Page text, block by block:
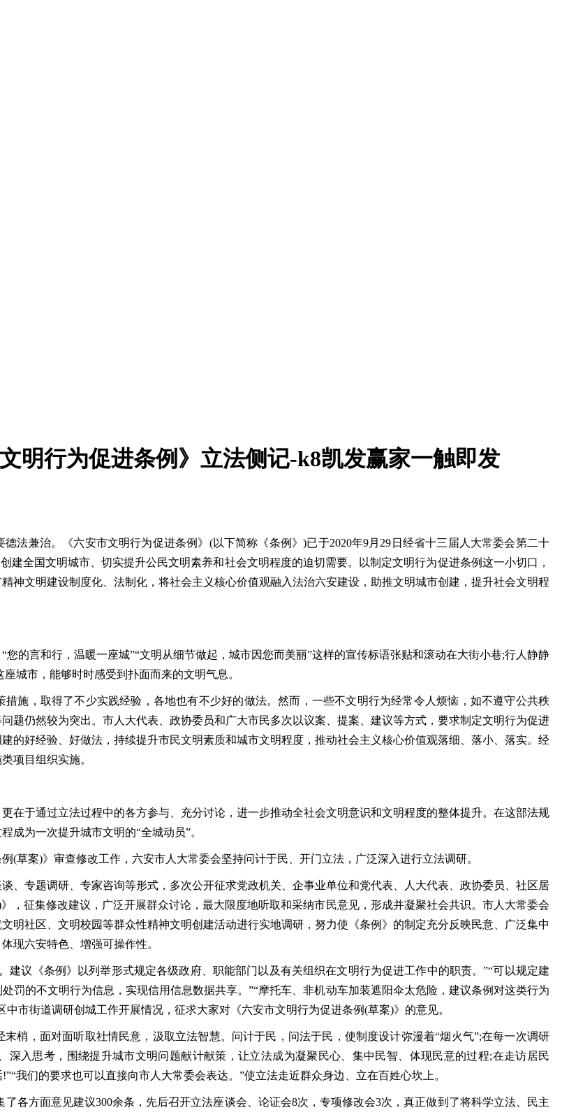
行为促进条例》立法侧记-k8凯发赢家一触即发
兼治。《六安市文明行为促进条例》(以下简称《条例》)已于2020年9月29日经省十三届人大常委会第二十
建全国文明城市、切实提升公民文明素养和社会文明程度的迫切需要。以制定文明行为促进条例这一小切口，
神文明建设制度化、法制化，将社会主义核心价值观融入法治六安建设，助推文明城市创建，提升社会文明程
言和行，温暖一座城”“文明从细节做起，城市因您而美丽”这样的宣传标语张贴和滚动在大街小巷;行人静静
城市，能够时时感受到扑面而来的文明气息。
，取得了不少实践经验，各地也有不少好的做法。然而，一些不文明行为经常令人烦恼，如不遵守公共秩
题仍然较为突出。市人大代表、政协委员和广大市民多次以议案、提案、建议等方式，要求制定文明行为促进
的好经验、好做法，持续提升市民文明素质和城市文明程度，推动社会主义核心价值观落细、落小、落实。经
项目组织实施。
于通过立法过程中的各方参与、充分讨论，进一步推动全社会文明意识和文明程度的整体提升。在这部法规
成为一次提升城市文明的“全城动员”。
案)》审查修改工作，六安市人大常委会坚持问计于民、开门立法，广泛深入进行立法调研。
专题调研、专家咨询等形式，多次公开征求党政机关、企事业单位和党代表、人大代表、政协委员、社区居
，征集修改建议，广泛开展群众讨论，最大限度地听取和采纳市民意见，形成并凝聚社会共识。市人大常委会
明社区、文明校园等群众性精神文明创建活动进行实地调研，努力使《条例》的制定充分反映民意、广泛集中
现六安特色、增强可操作性。
议《条例》以列举形式规定各级政府、职能部门以及有关组织在文明行为促进工作中的职责。”“可以规定建
罚的不文明行为信息，实现信用信息数据共享。”“摩托车、非机动车加装遮阳伞太危险，建议条例对这类行为
市街道调研创城工作开展情况，征求大家对《六安市文明行为促进条例(草案)》的意见。
，面对面听取社情民意，汲取立法智慧。问计于民，问法于民，使制度设计弥漫着“烟火气”;在每一次调研
深入思考，围绕提升城市文明问题献计献策，让立法成为凝聚民心、集中民智、体现民意的过程;在走访居民
我们的要求也可以直接向市人大常委会表达。”使立法走近群众身边、立在百姓心坎上。
方面意见建议300余条，先后召开立法座谈会、论证会8次，专项修改会3次，真正做到了将科学立法、民主